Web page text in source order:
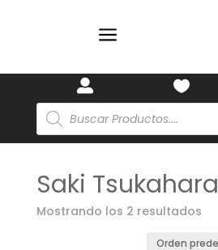
a
 
Búsqueda
de
productos
Saki Tsukahara
Mostrando los 2 resultados